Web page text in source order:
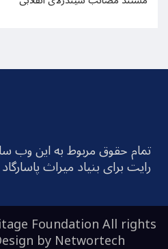
تمام حقوق مربوط به این وب
رایت برای بنیاد میراث
Foundation All rights
byNetwortech